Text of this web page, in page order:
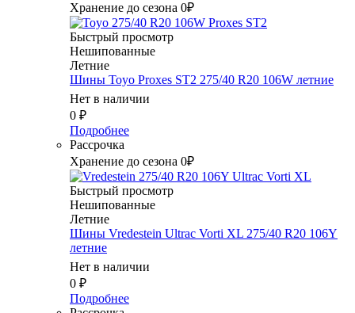
Хранение до сезона 0₽
Быстрый просмотр
Нешипованные
Летние
Шины Toyo Proxes ST2 275/40 R20 106W летние
Нет в наличии
0 ₽
Подробнее
Рассрочка
Хранение до сезона 0₽
Быстрый просмотр
Нешипованные
Летние
Шины Vredestein Ultrac Vorti XL 275/40 R20 106Y
летние
Нет в наличии
0 ₽
Подробнее